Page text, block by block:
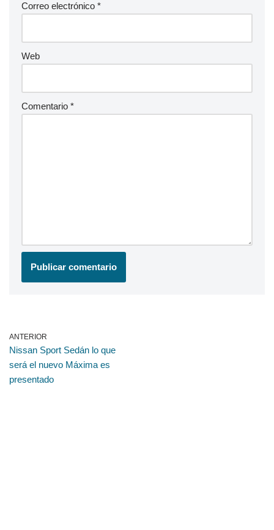
Correo electrónico *
Web
Comentario *
ANTERIOR
Nissan Sport Sedán lo que
será el nuevo Máxima es
presentado